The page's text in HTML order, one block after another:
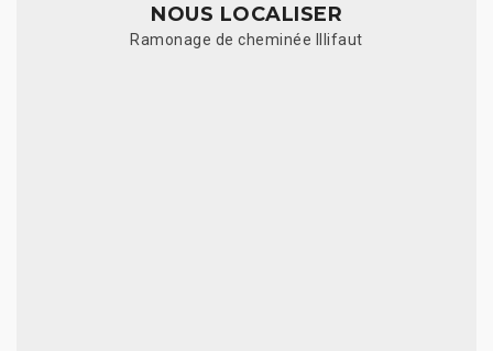
NOUS LOCALISER
Ramonage de cheminée Illifaut